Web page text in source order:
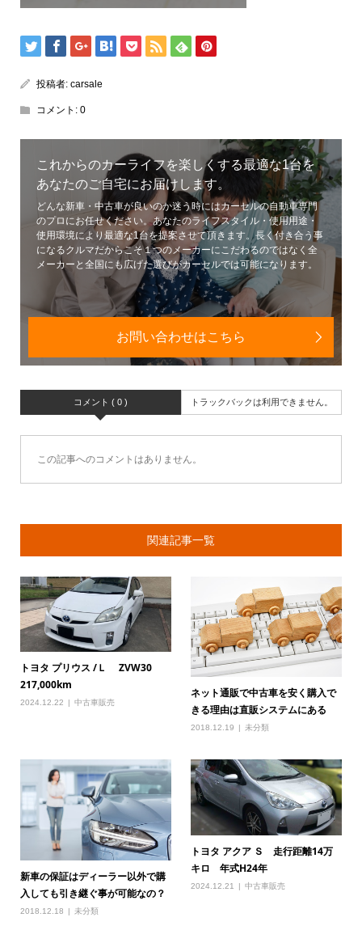
投稿者: carsale
コメント: 0
これからのカーライフを楽しくする最適な1台を
あなたのご自宅にお届けします。
どんな新車・中古車が良いのか迷う時にはカーセルの自動車専門
のプロにお任せください。あなたのライフスタイル・使用用途・
使用環境により最適な1台を提案させて頂きます。長く付き合う事
になるクルマだからこそ１つのメーカーにこだわるのではなく全
メーカーと全国にも広げた選びがカーセルでは可能になります。
お問い合わせはこちら
コメント ( 0 ) トラックバックは利用できません。
この記事へのコメントはありません。
関連記事一覧
トヨタ プリウス /Ｌ ZVW30
217,000km
2024.12.22 中古車販売
ネット通販で中古車を安く購入で
きる理由は直販システムにある
2018.12.19 未分類
新車の保証はディーラー以外で購
入しても引き継ぐ事が可能なの？
2018.12.18 未分類
トヨタ アクア Ｓ 走行距離14万
キロ 年式H24年
2024.12.21 中古車販売